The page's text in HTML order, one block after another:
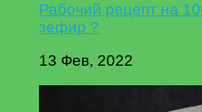
Рабочий рецепт на
зефир ?
13 Фев, 2022